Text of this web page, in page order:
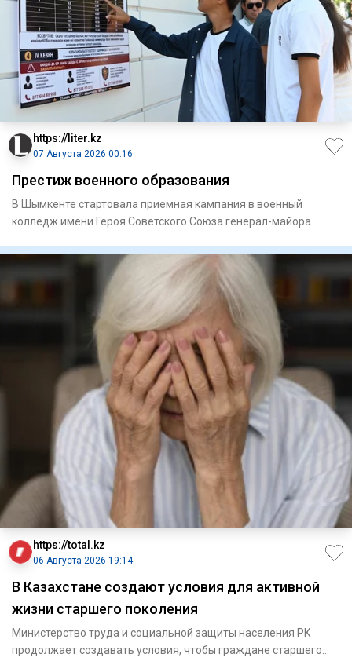
https://liter.kz
07 Августа 2026 00:16
Престиж военного образования
В Шымкенте стартовала приемная кампания в военный
колледж имени Героя Советского Союза генерал-майора
https://total.kz
06 Августа 2026 19:14
В Казахстане создают условия для активной
жизни старшего поколения
Министерство труда и социальной защиты населения РК
продолжает создавать условия, чтобы граждане старшего